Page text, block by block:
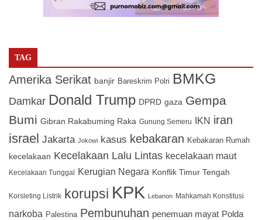
TAG
Amerika Serikat banjir Bareskrim Polri BMKG
Damkar Donald Trump DPRD gaza Gempa
Bumi Gibran Rakabuming Raka Gunung Semeru IKN iran
israel Jakarta Jokowi kasus kebakaran Kebakaran Rumah
kecelakaan Kecelakaan Lalu Lintas kecelakaan maut
Kecelakaan Tunggal Kerugian Negara Konflik Timur Tengah
Korsleting Listrik korupsi KPK Lebanon Mahkamah Konstitusi
narkoba Palestina Pembunuhan penemuan mayat Polda